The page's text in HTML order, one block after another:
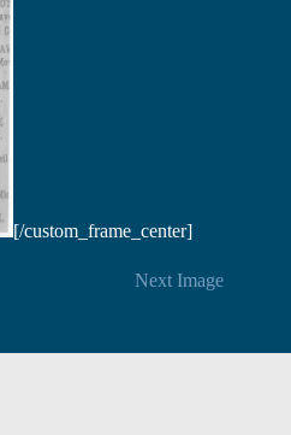
[/custom_frame_center]
Next Image